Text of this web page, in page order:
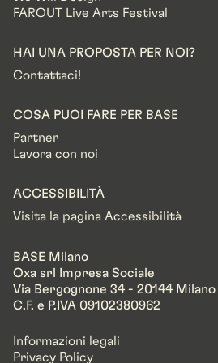
FAROUT Live Arts Festival
HAI UNA PROPOSTA PER NOI?
Contattaci!
COSA PUOI FARE PER BASE
Partner
Lavora con noi
ACCESSIBILITÀ
Visita la pagina Accessibilità
BASE Milano
Oxa srl Impresa Sociale
Via Bergognone 34 - 20144 Milano
C.F. e P.IVA 09102380962
Informazioni legali
Privacy Policy